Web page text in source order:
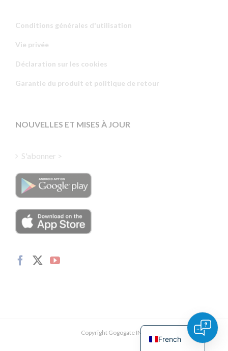
Conditions générales d'utilisation
Vie privée
Déclaration sur les cookies
Garantie du produit et politique de retour
NOUVELLES ET MISES À JOUR
S'abonner >
Copyright Gogogate INC.
French